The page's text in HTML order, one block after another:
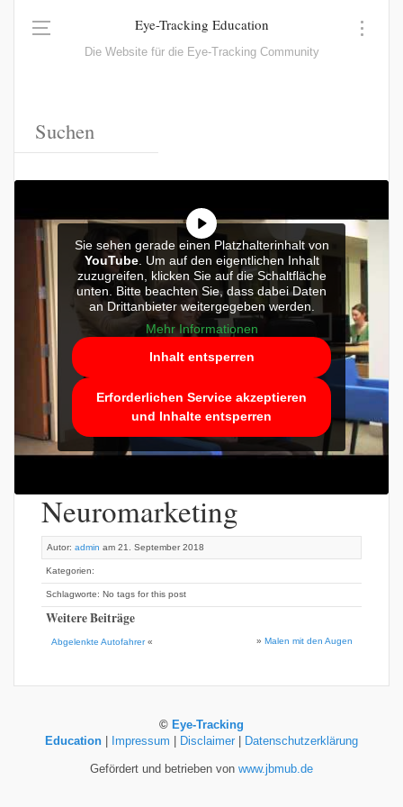
Eye-Tracking Education
Die Website für die Eye-Tracking Community
Sie sehen gerade einen Platzhalterinhalt von
YouTube. Um auf den eigentlichen Inhalt
zuzugreifen, klicken Sie auf die Schaltfläche
unten. Bitte beachten Sie, dass dabei Daten
an Drittanbieter weitergegeben werden.
Mehr Informationen
Inhalt entsperren
Erforderlichen Service akzeptieren
und Inhalte entsperren
Neuromarketing
Autor: admin am 21. September 2018
Kategorien:
Schlagworte: No tags for this post
Weitere Beiträge
Abgelenkte Autofahrer« » Malen mit den Augen
© Eye-Tracking
Education
Impressum Disclaimer Datenschutzerklärung
Gefördert und betrieben von www.jbmub.de